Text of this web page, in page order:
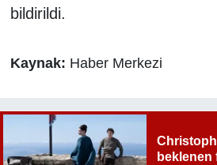
bildirildi.
Kaynak: Haber Merkezi
beklenen